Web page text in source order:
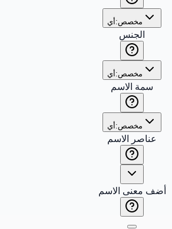
مخصص: أي
الجنس
مخصص: أي
سمة الاسم
مخصص: أي
عناصر الاسم
أضف معنى الاسم